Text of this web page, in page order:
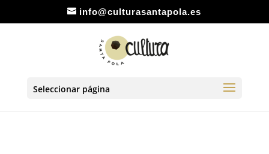
info@culturasantapola.es
Seleccionar página